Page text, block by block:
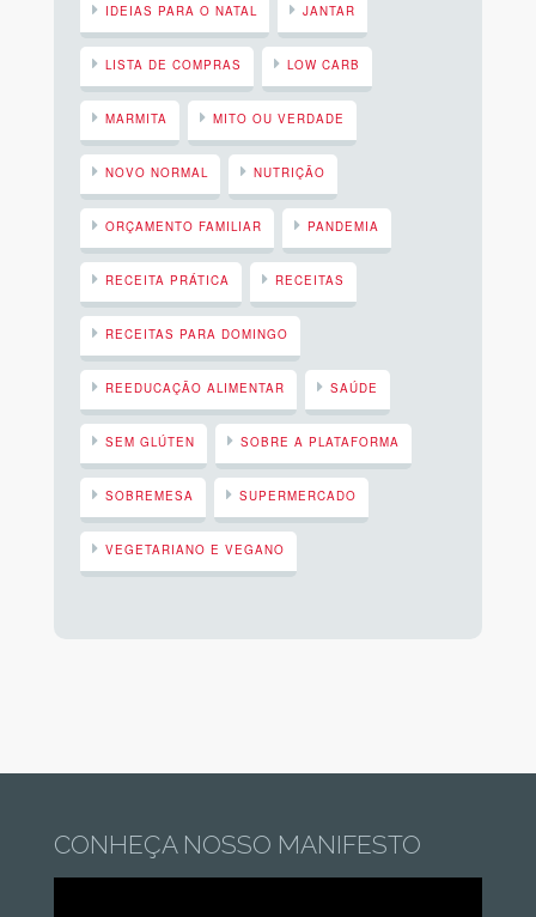
IDEIAS PARA O NATAL JANTAR
LISTA DE COMPRAS LOW CARB
MARMITA MITO OU VERDADE
NOVO NORMAL NUTRIÇÃO
ORÇAMENTO FAMILIAR PANDEMIA
RECEITA PRÁTICA RECEITAS
RECEITAS PARA DOMINGO
REEDUCAÇÃO ALIMENTAR SAÚDE
SEM GLÚTEN SOBRE A PLATAFORMA
SOBREMESA SUPERMERCADO
VEGETARIANO E VEGANO
CONHEÇA NOSSO MANIFESTO